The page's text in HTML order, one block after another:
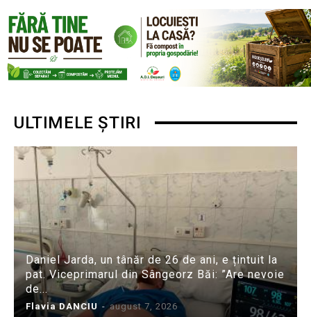
ULTIMELE ȘTIRI
Daniel Jarda, un tânăr de 26 de ani, e țintuit la
pat. Viceprimarul din Sângeorz Băi: ”Are nevoie
de...
Flavia DANCIU - august 7, 2026